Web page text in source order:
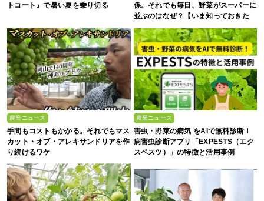
トコート』で暑い夏を乗り切る
係。それでも毎日、野菜がスーパーに
並ぶのはなぜ？【いま知っておきた
い、これからの”食”の話】
農業ニュース
手間もコストもかかる。それでもマス
カット・オブ・アレキサンドリアを作
り続けるワケ
農業ニュース
害虫・野菜の病気 をAIで無料診断！
病害虫診断アプリ「EXPESTS（エク
スペスツ）」の特徴と活用事例